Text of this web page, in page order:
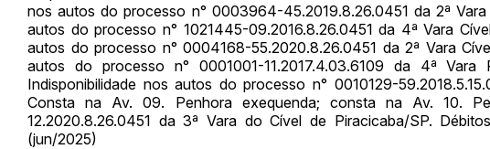
nos autos do processo n° 0003964-45.2019.8.26.0451 da 2ª
autos do processo n° 1021445-09.2016.8.26.0451 da 4ª Vara
autos do processo n° 0004168-55.2020.8.26.0451 da 2ª Vara
autos do processo n° 0001001-11.2017.4.03.6109 da 4ª
Indisponibilidade nos autos do processo n° 0010129-
Consta na Av. 09. Penhora exequenda; consta na Av. 10.
12.2020.8.26.0451 da 3ª Vara do Cível de Piracicaba/SP.
(jun/2025)